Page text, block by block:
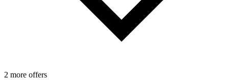
2 more offers